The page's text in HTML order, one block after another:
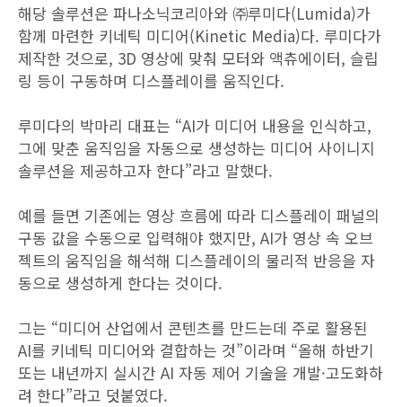
해당 솔루션은 파나소닉코리아와 ㈜루미다(Lumida)가
함께 마련한 키네틱 미디어(Kinetic Media)다. 루미다가
제작한 것으로, 3D 영상에 맞춰 모터와 액츄에이터, 슬립
링 등이 구동하며 디스플레이를 움직인다.
루미다의 박마리 대표는 “AI가 미디어 내용을 인식하고,
그에 맞춘 움직임을 자동으로 생성하는 미디어 사이니지
솔루션을 제공하고자 한다”라고 말했다.
예를 들면 기존에는 영상 흐름에 따라 디스플레이 패널의
구동 값을 수동으로 입력해야 했지만, AI가 영상 속 오브
젝트의 움직임을 해석해 디스플레이의 물리적 반응을 자
동으로 생성하게 한다는 것이다.
그는 “미디어 산업에서 콘텐츠를 만드는데 주로 활용된
AI를 키네틱 미디어와 결합하는 것”이라며 “올해 하반기
또는 내년까지 실시간 AI 자동 제어 기술을 개발·고도화하
려 한다”라고 덧붙였다.